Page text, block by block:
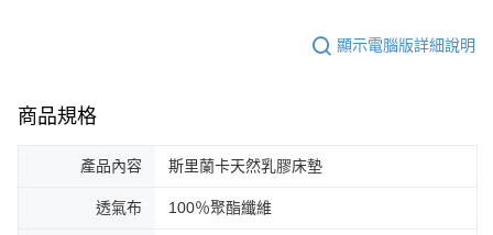
顯示電腦版詳細說明
商品規格
產品內容 斯里蘭卡天然乳膠床墊
透氣布 100％聚酯纖維